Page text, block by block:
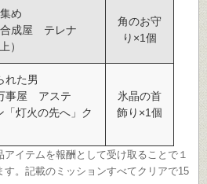
め
合成屋 テレナ
）
角のお守
り×1個
れた男
万事屋 アステ
灯火の先へ」ク
氷晶の首
飾り×1個
イテムを報酬として受け取ることで１
す。記載のミッションすべてクリアで15